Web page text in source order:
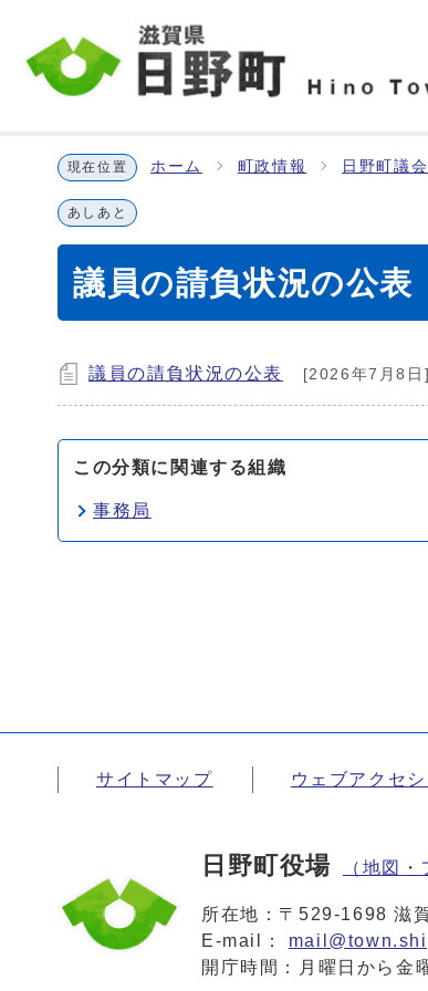
現在位置 ホーム 町政情報 日野町議会
あしあと
議員の請負状況の公表
議員の請負状況の公表 [2026年7月8日]
この分類に関連する組織
事務局
サイトマップ ウェブアクセ
日野町役場 （地図・
所在地：〒529-1698 滋
E-mail：
開庁時間：月曜日から金